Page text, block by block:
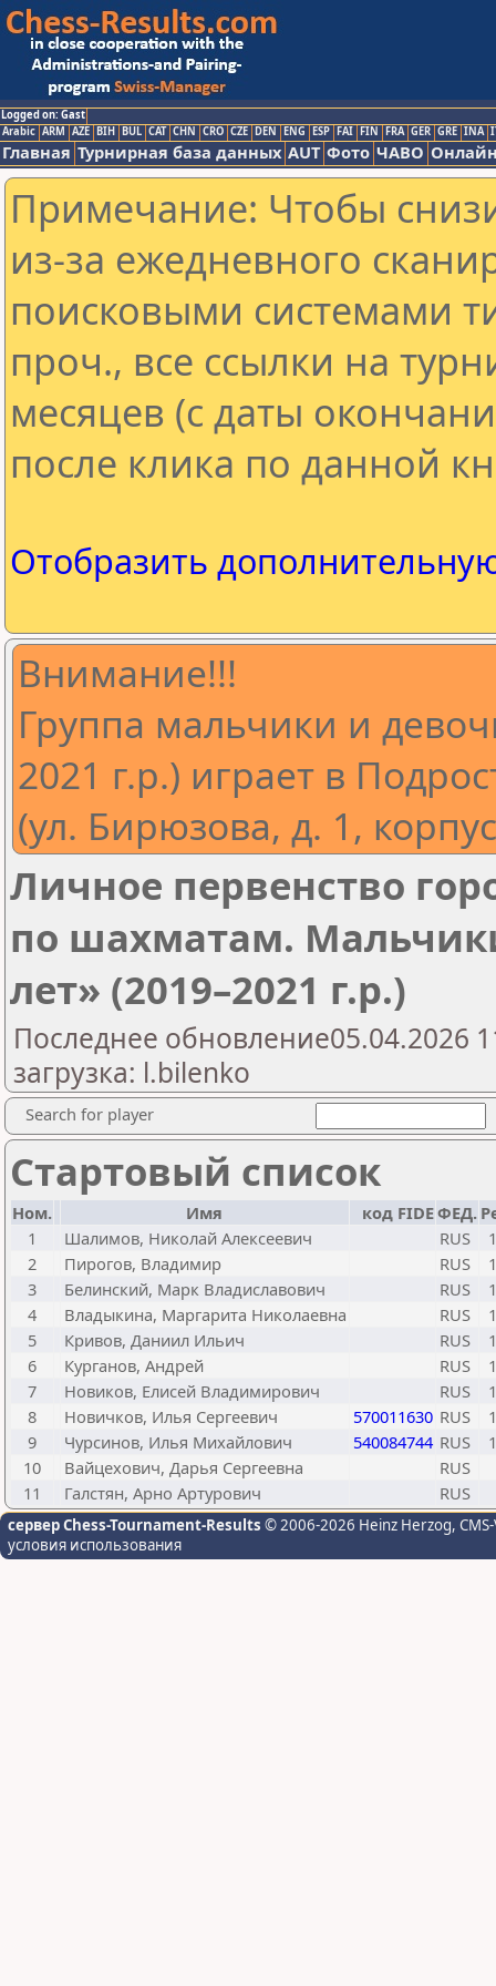
Logged on: Gast
Arabic ARM AZE BIH BUL CAT CHN CRO CZE DEN ENG ESP FAI FIN FRA GER GRE INA
Главная Турнирная база данных AUT Фото ЧАВО
Примечание: Чтобы
из-за ежедневного
поисковыми системами
проч., все ссылки на
месяцев (с даты
после клика по данной
Отобразить
Внимание!!!
Группа мальчики и
2021 г.р.) играет в
(ул. Бирюзова, д. 1,
Личное первенство
по шахматам.
лет» (2019–2021 г.р.)
Последнее обновление05.04.2026
загрузка: l.bilenko
Search for player
Стартовый список
Ном. Имя код FIDEФЕД.
1
Шалимов, Николай Алексеевич RUS
2
Пирогов, Владимир RUS
3
Белинский, Марк Владиславович RUS
4
Владыкина, Маргарита Николаевна RUS
5
Кривов, Даниил Ильич RUS
6
Курганов, Андрей RUS
7
Новиков, Елисей Владимирович RUS
8
Новичков, Илья Сергеевич 570011630 RUS
9
Чурсинов, Илья Михайлович 540084744 RUS
10
Вайцехович, Дарья Сергеевна
RUS
11
Галстян, Арно Артурович RUS
сервер Chess-Tournament-Results © 2006-2026 Heinz Herzog,
условия использования